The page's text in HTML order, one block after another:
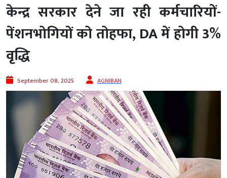
केन्द्र सरकार देने जा रही कर्मचारियों-
पेंशनभोगियों को तोहफा, DA में होगी 3%
वृद्धि
September 08, 2025 AGNIBAN